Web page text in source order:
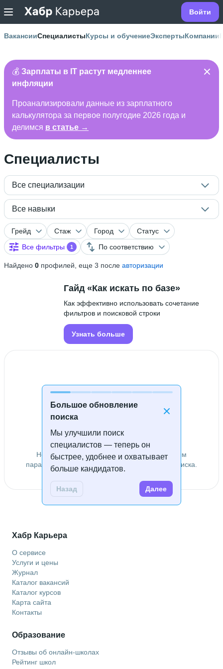
Войти
ВакансииСпециалистыКурсы и обучениеЭкспертыКомпании
💰 Зарплаты в IT растут медленнее
инфляции
Проанализировали данные из зарплатного
калькулятора за первое полугодие 2026 года и
делимся в статье →
Специалисты
Все специализации
Все навыки
Грейд Стаж Город
Статус
Все фильтры
1 По соответствию
Найдено 0 профилей, еще 3 после авторизации
Большое обновление
поиска
Мы улучшили поиск
специалистов — теперь он
быстрее, удобнее и охватывает
больше кандидатов.
Назад Далее
Гайд «Как искать по базе»
Как эффективно использовать сочетание
фильтров и поисковой строки
Узнать больше
Специалисты не найдены
Не удалось найти специалистов по заданным
параметрам. Попробуйте изменить условия поиска.
Хабр Карьера
О сервисе
Услуги и цены
Журнал
Каталог вакансий
Каталог курсов
Карта сайта
Контакты
Образование
Отзывы об онлайн-школах
Рейтинг школ